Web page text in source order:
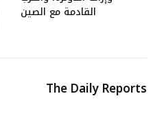
القادمة مع الصين
The Daily Reports